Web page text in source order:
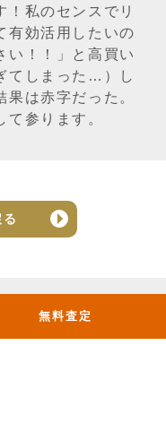
無料査定
！私のセンスでリ
有効活用したいの
い！！」と高買い
てしまった…）し
果は赤字だった。
て参ります。